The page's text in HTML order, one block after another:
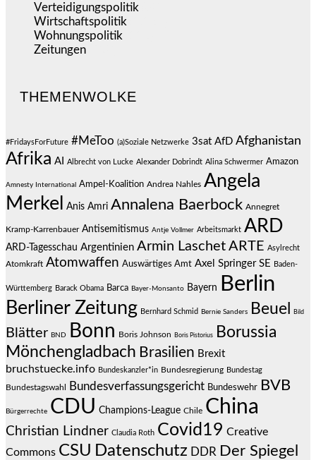
Verteidigungspolitik
Wirtschaftspolitik
Wohnungspolitik
Zeitungen
THEMENWOLKE
#FridaysForFuture #MeToo (a)Soziale Netzwerke 3sat AfD Afghanistan
Afrika AI Albrecht von Lucke Alexander Dobrindt Alina Schwermer Amazon
Amnesty International Ampel-Koalition Andrea Nahles Angela
Merkel
Anis Amri Annalena Baerbock Annegret
Kramp-Karrenbauer Antisemitismus Antje Vollmer Arbeitsmarkt ARD
ARD-Tagesschau Argentinien Armin Laschet ARTE Asylrecht
Atomkraft Atomwaffen Auswärtiges Amt Axel Springer SE Baden-
Württemberg Barack Obama Barca Bayer-Monsanto Bayern Berlin
Berliner Zeitung Bernhard Schmid Bernie Sanders Beuel Bild
Blätter BND Bonn Boris Johnson Boris Pistorius
Borussia
Mönchengladbach Brasilien Brexit
bruchstuecke.info Bundeskanzler*in Bundesregierung Bundestag
Bundestagswahl Bundesverfassungsgericht Bundeswehr BVB
Bürgerrechte CDU Champions-League Chile China
Christian Lindner Claudia Roth Covid19 Creative
Commons CSU Datenschutz DDR Der Spiegel